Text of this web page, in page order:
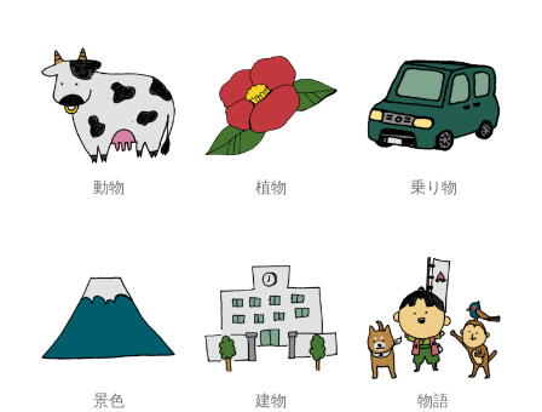
動物 植物 乗り物
景色 建物 物語